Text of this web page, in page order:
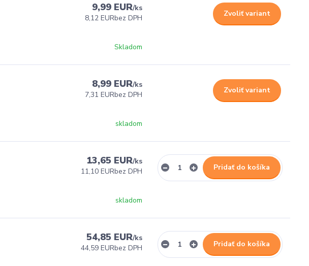
9,99 EUR/ks
8,12 EURbez DPH
Skladom
Zvoliť variant
8,99 EUR/ks
7,31 EURbez DPH
skladom
Zvoliť variant
13,65 EUR/ks
11,10 EURbez DPH
skladom
Pridať do košíka
54,85 EUR/ks
44,59 EURbez DPH Pridať do košíka